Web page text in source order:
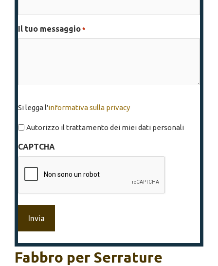
Il tuo messaggio *
legga
l'informativa
privacy
Si legga l'informativa sulla privacy
Autorizzo il trattamento dei miei dati personali
CAPTCHA
Fabbro per Serrature